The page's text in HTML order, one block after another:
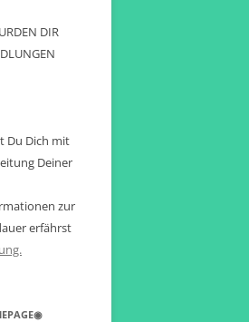
DIR
Du Dich mit
Deiner
zur
erfährst